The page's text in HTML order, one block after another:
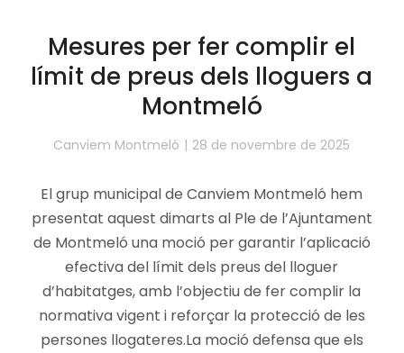
Mesures per fer complir el
límit de preus dels lloguers a
Montmeló
Canviem Montmeló 28 de novembre de 2025
El grup municipal de Canviem Montmeló hem
presentat aquest dimarts al Ple de l’Ajuntament
de Montmeló una moció per garantir l’aplicació
efectiva del límit dels preus del lloguer
d’habitatges, amb l’objectiu de fer complir la
normativa vigent i reforçar la protecció de les
persones llogateres.La moció defensa que els